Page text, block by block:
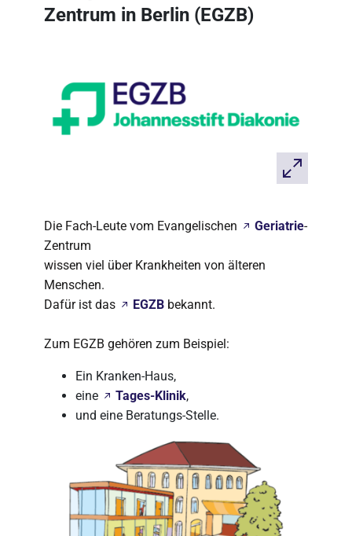
Zentrum in Berlin (EGZB)
Die Fach-Leute vom Evangelischen Geriatrie-
Zentrum
wissen viel über Krankheiten von älteren
Menschen.
Dafür ist das
EGZB bekannt.
Zum EGZB gehören zum Beispiel:
Ein Kranken-Haus,
eine
Tages-Klinik,
und eine Beratungs-Stelle.